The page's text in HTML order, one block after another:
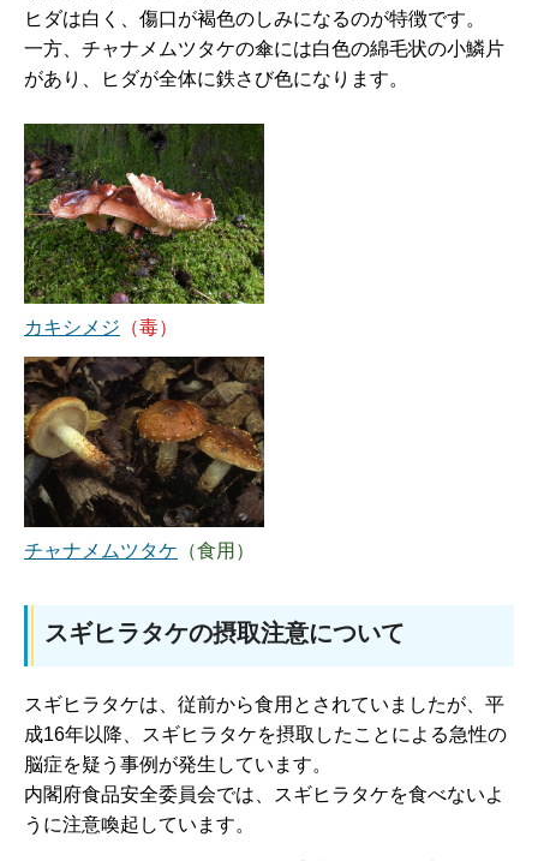
ヒダは白く、傷口が褐色のしみになるのが特徴です。
一方、チャナメムツタケの傘には白色の綿毛状の小鱗片
があり、ヒダが全体に鉄さび色になります。
カキシメジ （毒）
チャナメムツタケ （食用）
スギヒラタケの摂取注意について
スギヒラタケは、従前から食用とされていましたが、平
成16年以降、スギヒラタケを摂取したことによる急性の
脳症を疑う事例が発生しています。
内閣府食品安全委員会では、スギヒラタケを食べないよ
うに注意喚起しています。